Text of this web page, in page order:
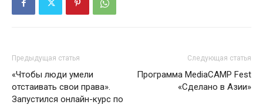
Предыдущая статья
«Чтобы люди умели
отстаивать свои права».
Запустился онлайн-курс по
Следующая статья
Программа MediaCAMP Fest
«Сделано в Азии»